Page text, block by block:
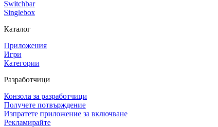
Switchbar
Singlebox
Каталог
Приложения
Игри
Категории
Разработчици
Конзола за разработчици
Получете потвърждение
Изпратете приложение за включване
Рекламирайте